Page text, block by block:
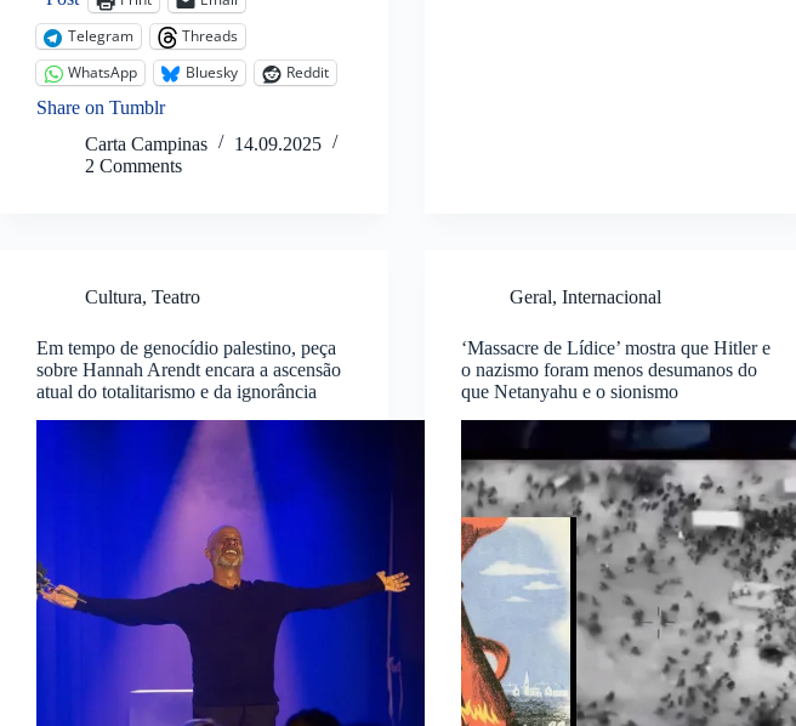
Telegram
Threads
WhatsApp
Bluesky
Reddit
Share on Tumblr
Carta Campinas
14.09.2025
2 Comments
Cultura, Teatro
Em tempo de genocídio palestino, peça
sobre Hannah Arendt encara a ascensão
atual do totalitarismo e da ignorância
Geral,Internacional
‘Massacre de Lídice’ mostra que Hitler e
o nazismo foram menos desumanos do
que Netanyahu e o sionismo